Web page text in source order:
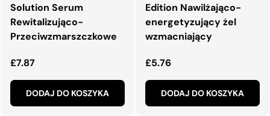
Solution Serum
Rewitalizująco-
Przeciwzmarszczkowe
Normalna cena
£7.87
DODAJ DO KOSZYKA
Edition Nawilżająco-
energetyzujący żel
wzmacniający
Normalna cena
£5.76
DODAJ DO KOSZYKA